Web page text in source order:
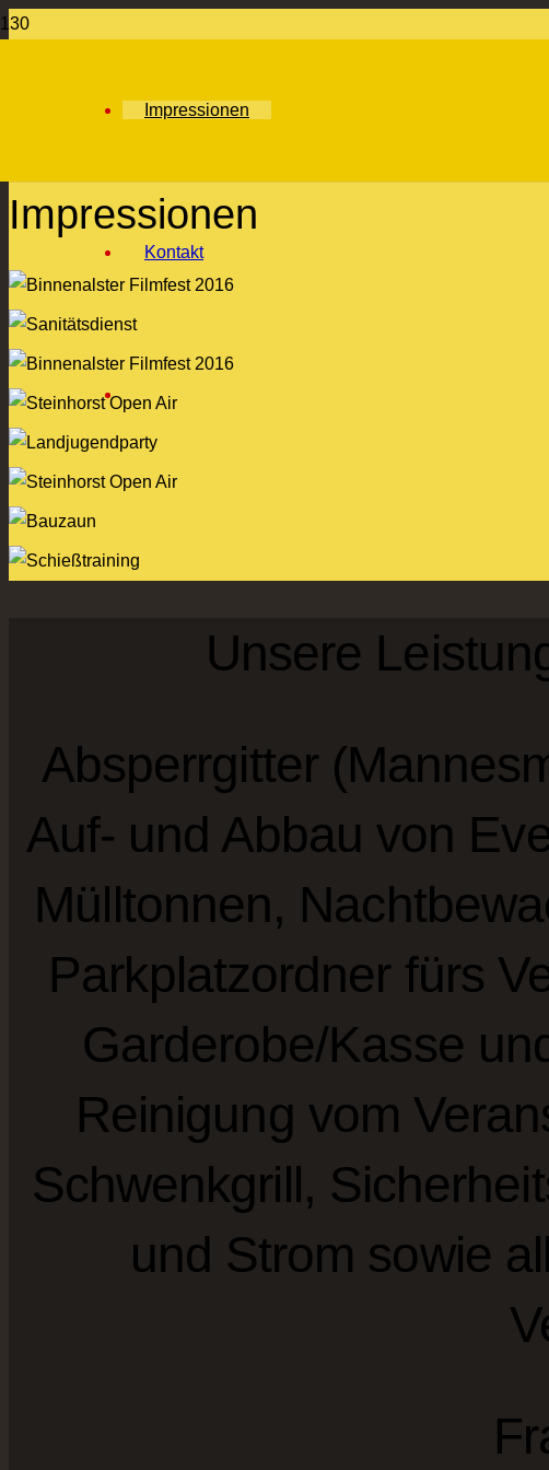
Impressionen
Kontakt
Impressionen
Unsere
Absperrgitter
Auf- und Abbau von
Mülltonnen,
Parkplatzordner fürs
Garderobe/Kasse
Reinigung vom
Schwenkgrill,
und Strom sowie